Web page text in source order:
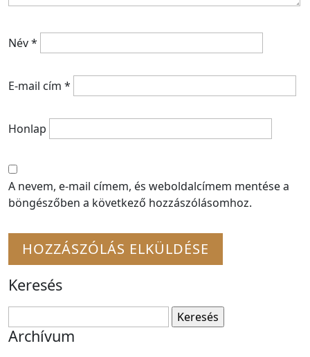
Név*
E-mail cím *
Honlap
A nevem, e-mail címem, és weboldalcímem mentése a
böngészőben a következő hozzászólásomhoz.
Keresés
Archívum